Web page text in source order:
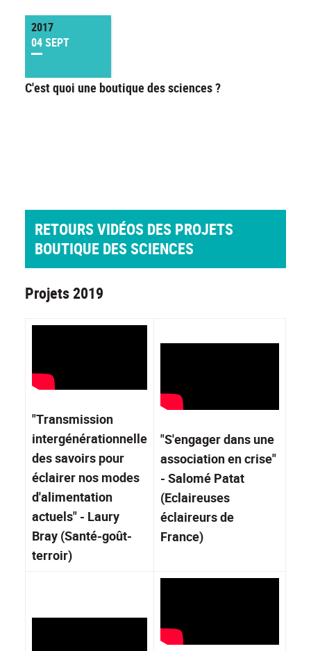
2017
04 SEPT
C'est quoi une boutique des sciences ?
RETOURS VIDÉOS DES PROJETS
BOUTIQUE DES SCIENCES
Projets 2019
"Transmission
intergénérationnelle
des savoirs pour
éclairer nos modes
d'alimentation
actuels" - Laury
Bray (Santé-goût-
terroir)
"S'engager dans une
association en crise"
- Salomé Patat
(Eclaireuses
éclaireurs de
France)